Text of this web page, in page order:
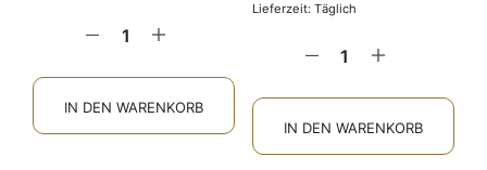
IN DEN WARENKORB
Lieferzeit: Täglich
IN DEN WARENKORB